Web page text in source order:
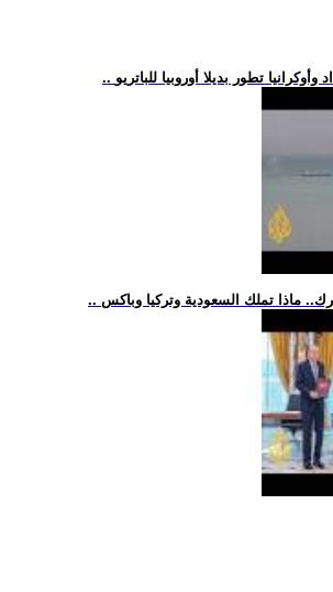
تطور بديلا أوروبيا للباتريو
ماذا تملك السعودية وتركيا وباكس